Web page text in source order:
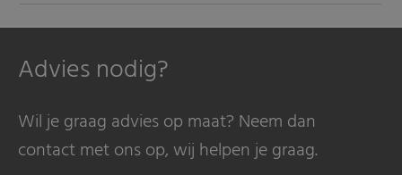
Advies nodig?
Wil je graag advies op maat? Neem dan
contact met ons op, wij helpen je graag.